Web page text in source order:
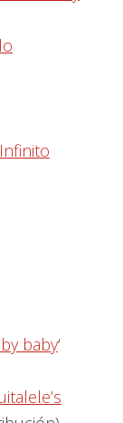
baby‘